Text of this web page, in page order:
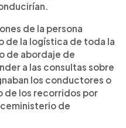
de la persona
de la logística de toda la
de abordaje de
a las consultas sobre
los conductores o
de los recorridos por
de